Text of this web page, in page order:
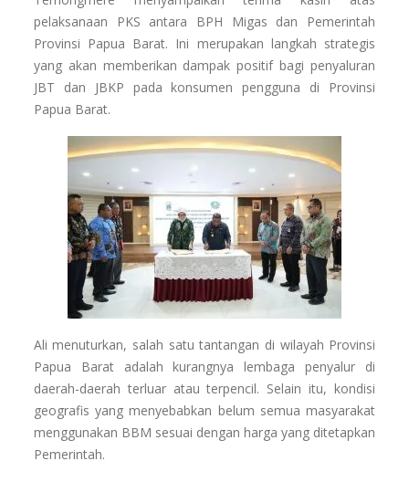
pelaksanaan PKS antara BPH Migas dan Pemerintah
Provinsi Papua Barat. Ini merupakan langkah strategis
yang akan memberikan dampak positif bagi penyaluran
JBT dan JBKP pada konsumen pengguna di Provinsi
Papua Barat.
Ali menuturkan, salah satu tantangan di wilayah Provinsi
Papua Barat adalah kurangnya lembaga penyalur di
daerah-daerah terluar atau terpencil. Selain itu, kondisi
geografis yang menyebabkan belum semua masyarakat
menggunakan BBM sesuai dengan harga yang ditetapkan
Pemerintah.